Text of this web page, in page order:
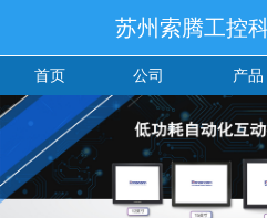
苏州索腾工控
首页 公司 产品